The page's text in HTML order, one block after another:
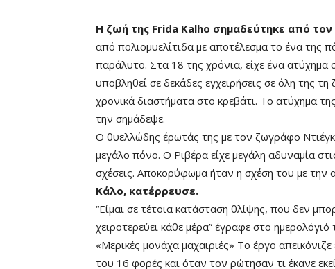
Η ζωή της Frida Kalho σημαδεύτηκε από
από πολιομυελίτιδα με αποτέλεσμα το ένα της
παράλυτο. Στα 18 της χρόνια, είχε ένα ατύχημα
υποβληθεί σε δεκάδες εγχειρήσεις σε όλη της
χρονικά διαστήματα στο κρεβάτι. Το ατύχημα
την σημάδεψε.
Ο θυελλώδης έρωτάς της με τον ζωγράφο
μεγάλο πόνο. Ο Ριβέρα είχε μεγάλη αδυναμία
σχέσεις. Αποκορύφωμα ήταν η σχέση του με την
Κάλο, κατέρρευσε.
“Είμαι σε τέτοια κατάσταση θλίψης, που δεν
χειροτερεύει κάθε μέρα” έγραφε στο
«Μερικές μονάχα μαχαιριές» Το έργο
του 16 φορές και όταν τον ρώτησαν τι έκανε